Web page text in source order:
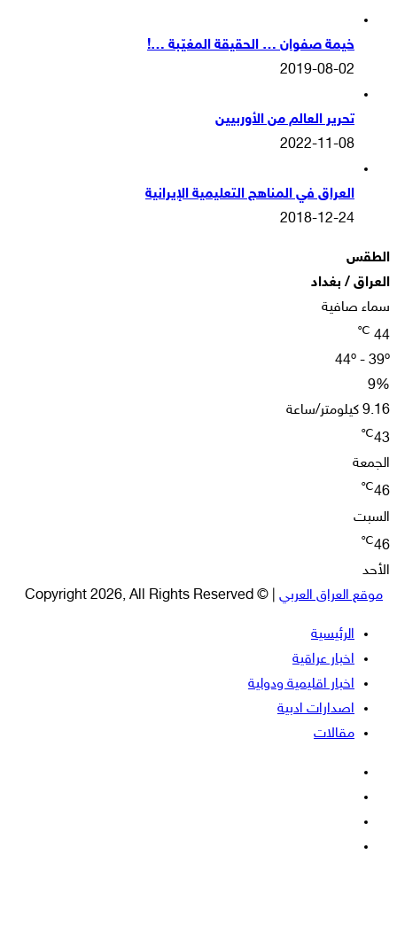
خيمة صفوان … الحقيقة المغيّبة …!
2019-08-02
تحرير العالم من الأوربيين
2022-11-08
العراق في المناهج التعليمية الإيرانية
2018-12-24
الطقس
العراق / بغداد
سماء صافية
44
℃
44º - 39º
9%
9.16 كيلومتر/ساعة
43
℃
الجمعة
46
℃
السبت
46
℃
الأحد
موقع العراق العربي | © Copyright 2026, All Rights Reserved
الرئيسية
اخبار عراقية
اخبار اقليمية ودولية
اصدارات ادبية
مقالات